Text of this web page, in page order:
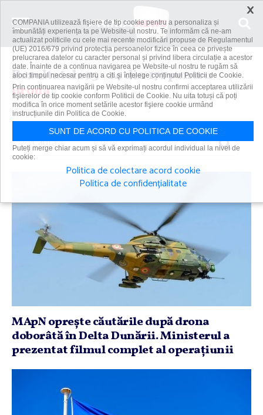
Rezultatele 13 - 24 din 171 pentru
drona
Caută
MApN opreşte căutările după drona
doborâtă în Delta Dunării. Ministerul a
prezentat filmul complet al operaţiunii
×
COMPANIA utilizează fişiere de tip cookie pentru a personaliza și
îmbunătăți experiența ta pe Website-ul nostru. Te informăm că ne-am
actualizat politicile cu cele mai recente modificări propuse de Regulamentul
(UE) 2016/679 privind protecția persoanelor fizice în ceea ce privește
prelucrarea datelor cu caracter personal și privind libera circulație a acestor
date. Înainte de a continua navigarea pe Website-ul nostru te rugăm să
aloci timpul necesar pentru a citi și înțelege conținutul Politicii de Cookie.
Prin continuarea navigării pe Website-ul nostru confirmi acceptarea utilizării
fişierelor de tip cookie conform Politicii de Cookie. Nu uita totuși că poți
modifica în orice moment setările acestor fişiere cookie urmând
instrucțiunile din Politica de Cookie.
SUNT DE ACORD CU POLITICA DE COOKIE
Puteți merge chiar acum și să vă exprimați acordul individual la nivel de
cookie:
Politica de colectare acord cookie
Politica de confidențialitate